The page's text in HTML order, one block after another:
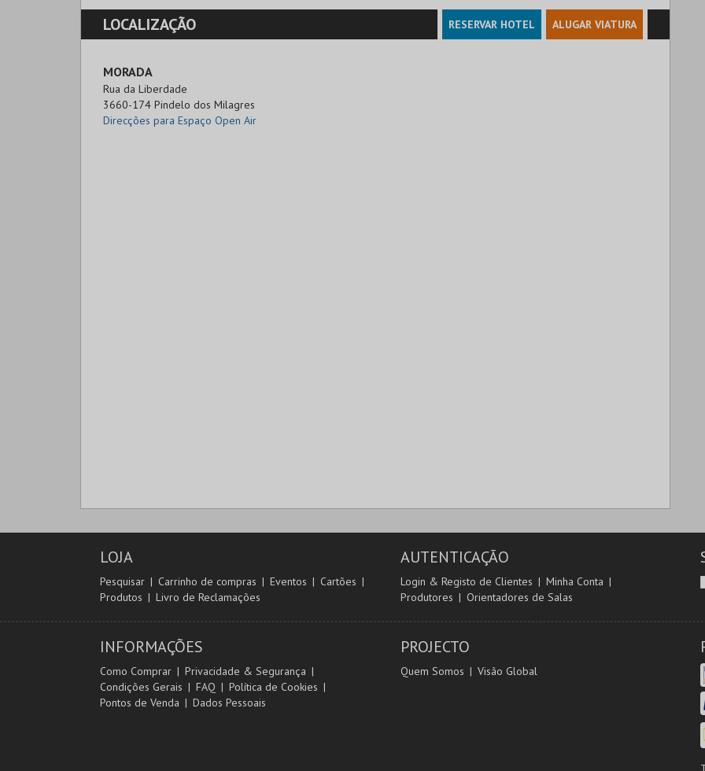
LOCALIZAÇÃO RESERVAR HOTEL ALUGAR VIATURA
MORADA
Rua da Liberdade
3660-174 Pindelo dos Milagres
Direcções para Espaço Open Air
LOJA
Pesquisar Carrinho de compras Eventos
Cartões
Produtos
Livro de Reclamações
AUTENTICAÇÃO
Login & Registo de Clientes
Minha Conta
Produtores
Orientadores de Salas
INFORMAÇÕES
Como Comprar
Privacidade & Segurança
Condições Gerais
FAQ
Política de Cookies
Pontos de Venda
Dados Pessoais
PROJECTO
Quem Somos Visão Global